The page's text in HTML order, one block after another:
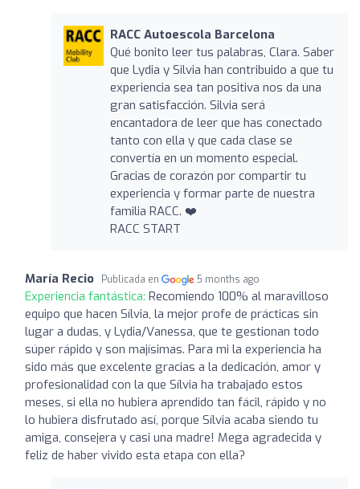
RACC Autoescola Barcelona
Qué bonito leer tus palabras, Clara. Saber
que Lydia y Silvia han contribuido a que tu
experiencia sea tan positiva nos da una
gran satisfacción. Silvia será
encantadora de leer que has conectado
tanto con ella y que cada clase se
convertía en un momento especial.
Gracias de corazón por compartir tu
experiencia y formar parte de nuestra
familia RACC. ❤️
RACC START
María Recio Publicada en 5 months ago
Experiencia fantástica: Recomiendo 100% al maravilloso
equipo que hacen Sílvia, la mejor profe de prácticas sin
lugar a dudas, y Lydia/Vanessa, que te gestionan todo
súper rápido y son majísimas. Para mi la experiencia ha
sido más que excelente gracias a la dedicación, amor y
profesionalidad con la que Sílvia ha trabajado estos
meses, si ella no hubiera aprendido tan fácil, rápido y no
lo hubiera disfrutado así, porque Sílvia acaba siendo tu
amiga, consejera y casi una madre! Mega agradecida y
feliz de haber vivido esta etapa con ella?